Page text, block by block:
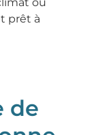
prêt à
de